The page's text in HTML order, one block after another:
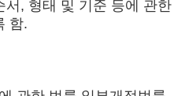
서, 형태 및 기준 등에 관한
함.